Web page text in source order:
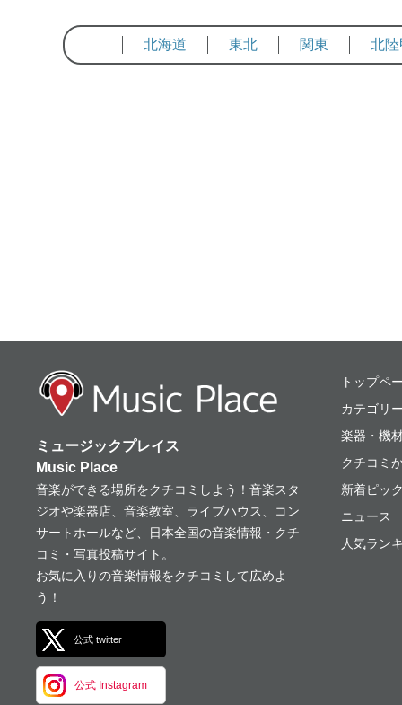
北海道 東北 関東 北
ミュージックプレ
ミュージックプレイス
Music Place
音楽ができる場所をクチコミしよう！音楽スタ
ジオや楽器店、音楽教室、ライブハウス、コン
サートホールなど、日本全国の音楽情報・クチ
コミ・写真投稿サイト。
お気に入りの音楽情報をクチコミして広めよ
う！
公式 twitter
公式 Instagram
トップペ
カテゴリ
楽器・機
クチコミ
新着ピッ
ニュース
人気ラン